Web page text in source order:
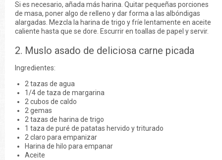
Si es necesario, añada más harina. Quitar pequeñas porciones
de masa, poner algo de relleno y dar forma a las albóndigas
alargadas. Mezcla la harina de trigo y fríe lentamente en aceite
caliente hasta que se dore. Escurrir en toallas de papel y servir.
2. Muslo asado de deliciosa carne picada
Ingredientes:
2 tazas de agua
1/4 de taza de margarina
2 cubos de caldo
2 gemas
2 tazas de harina de trigo
1 taza de puré de patatas hervido y triturado
2 claro para empanizar
Harina de hilo para empanar
Aceite